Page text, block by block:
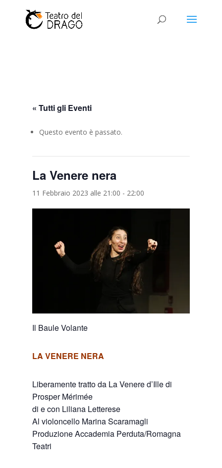
« Tutti gli Eventi
Questo evento è passato.
La Venere nera
11 Febbraio 2023 alle 21:00 - 22:00
Il Baule Volante
LA VENERE NERA
Liberamente tratto da La Venere d’Ille di
Prosper Mérimée
di e con Liliana Letterese
Al violoncello Marina Scaramagli
Produzione Accademia Perduta/Romagna
Teatri